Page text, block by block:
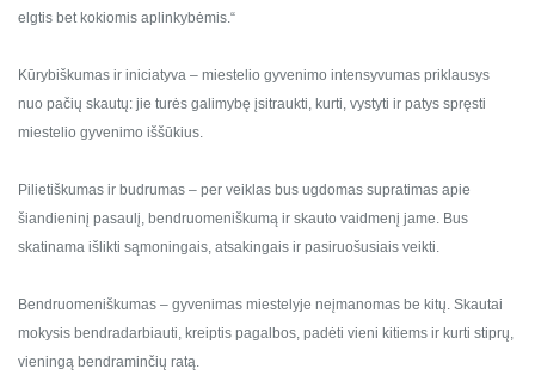
elgtis bet kokiomis aplinkybėmis.“
Kūrybiškumas ir iniciatyva – miestelio gyvenimo intensyvumas priklausys
nuo pačių skautų: jie turės galimybę įsitraukti, kurti, vystyti ir patys spręsti
miestelio gyvenimo iššūkius.
Pilietiškumas ir budrumas – per veiklas bus ugdomas supratimas apie
šiandieninį pasaulį, bendruomeniškumą ir skauto vaidmenį jame. Bus
skatinama išlikti sąmoningais, atsakingais ir pasiruošusiais veikti.
Bendruomeniškumas – gyvenimas miestelyje neįmanomas be kitų. Skautai
mokysis bendradarbiauti, kreiptis pagalbos, padėti vieni kitiems ir kurti stiprų,
vieningą bendraminčių ratą.